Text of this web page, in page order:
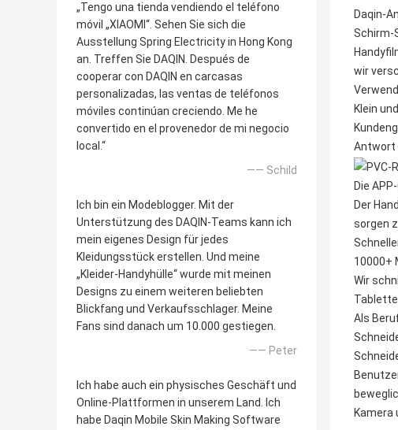
„Tengo una tienda vendiendo el teléfono
móvil „XIAOMI“. Sehen Sie sich die
Ausstellung Spring Electricity in Hong Kong
an. Treffen Sie DAQIN. Después de
cooperar con DAQIN en carcasas
personalizadas, las ventas de teléfonos
móviles continúan creciendo. Me he
convertido en el provenedor de mi negocio
local.“
—— Schild
Ich bin ein Modeblogger. Mit der
Unterstützung des DAQIN-Teams kann ich
mein eigenes Design für jedes
Kleidungsstück erstellen. Und meine
„Kleider-Handyhülle“ wurde mit meinen
Designs zu einem weiteren beliebten
Blickfang und Verkaufsschlager. Meine
Fans sind danach um 10.000 gestiegen.
—— Peter
Ich habe auch ein physisches Geschäft und
Online-Plattformen in unserem Land. Ich
habe Daqin Mobile Skin Making Software
Daqin-
Schirm-
wir
Klein
Antwort
Die
Der
sorgen
10000+
Wir
Als
Kamera